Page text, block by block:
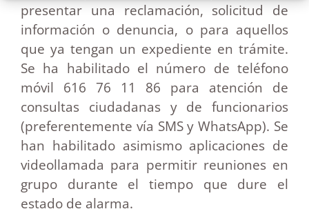
presentar una reclamación, solicitud de
información o denuncia, o para aquellos
que ya tengan un expediente en trámite.
Se ha habilitado el número de teléfono
móvil 616 76 11 86 para atención de
consultas ciudadanas y de funcionarios
(preferentemente vía SMS y WhatsApp). Se
han habilitado asimismo aplicaciones de
videollamada para permitir reuniones en
grupo durante el tiempo que dure el
estado de alarma.